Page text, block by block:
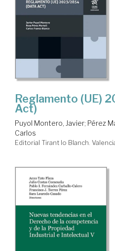
Reglamento (UE)
Act)
Puyol Montero, Javier; Pérez
Carlos
Editorial Tirant lo Blanch.